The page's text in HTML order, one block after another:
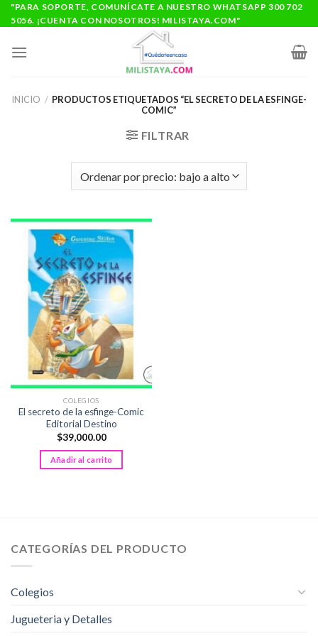
Saltar
al
"PARA SOPORTE, COMUNÍCATE A NUESTRO WHATSAPP 300 702
5056. ¡CUENTA CON NOSOTROS! MILISTAYA.COM"
INICIO / PRODUCTOS ETIQUETADOS “EL SECRETO DE LA ESFINGE-
COMIC”
FILTRAR
COLEGIOS
El secreto de la esfinge-Comic
Editorial Destino
$39,000.00
Añadir al carrito
CATEGORÍAS DEL PRODUCTO
Colegios
Jugueteria y Detalles